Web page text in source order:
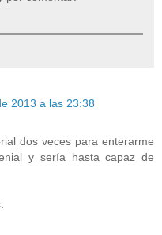
2013 a las 23:38
dos veces para enterarme
y sería hasta capaz de